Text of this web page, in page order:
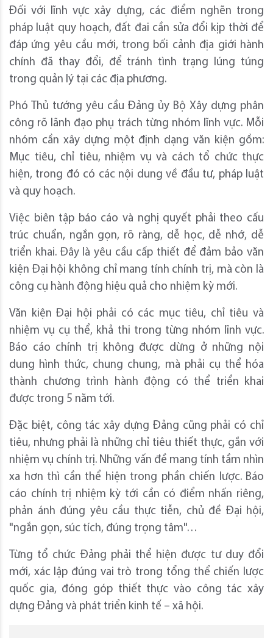
Đối với lĩnh vực xây dựng, các điểm nghẽn trong
pháp luật quy hoạch, đất đai cần sửa đổi kịp thời để
đáp ứng yêu cầu mới, trong bối cảnh địa giới hành
chính đã thay đổi, để tránh tình trạng lúng túng
trong quản lý tại các địa phương.
Phó Thủ tướng yêu cầu Đảng ủy Bộ Xây dựng phân
công rõ lãnh đạo phụ trách từng nhóm lĩnh vực. Mỗi
nhóm cần xây dựng một định dạng văn kiện gồm:
Mục tiêu, chỉ tiêu, nhiệm vụ và cách tổ chức thực
hiện, trong đó có các nội dung về đầu tư, pháp luật
và quy hoạch.
Việc biên tập báo cáo và nghị quyết phải theo cấu
trúc chuẩn, ngắn gọn, rõ ràng, dễ học, dễ nhớ, dễ
triển khai. Đây là yêu cầu cấp thiết để đảm bảo văn
kiện Đại hội không chỉ mang tính chính trị, mà còn là
công cụ hành động hiệu quả cho nhiệm kỳ mới.
Văn kiện Đại hội phải có các mục tiêu, chỉ tiêu và
nhiệm vụ cụ thể, khả thi trong từng nhóm lĩnh vực.
Báo cáo chính trị không được dừng ở những nội
dung hình thức, chung chung, mà phải cụ thể hóa
thành chương trình hành động có thể triển khai
được trong 5 năm tới.
Đặc biệt, công tác xây dựng Đảng cũng phải có chỉ
tiêu, nhưng phải là những chỉ tiêu thiết thực, gắn với
nhiệm vụ chính trị. Những vấn đề mang tính tầm nhìn
xa hơn thì cần thể hiện trong phần chiến lược. Báo
cáo chính trị nhiệm kỳ tới cần có điểm nhấn riêng,
phản ánh đúng yêu cầu thực tiễn, chủ đề Đại hội,
"ngắn gọn, súc tích, đúng trọng tâm"…
Từng tổ chức Đảng phải thể hiện được tư duy đổi
mới, xác lập đúng vai trò trong tổng thể chiến lược
quốc gia, đóng góp thiết thực vào công tác xây
dựng Đảng và phát triển kinh tế – xã hội.